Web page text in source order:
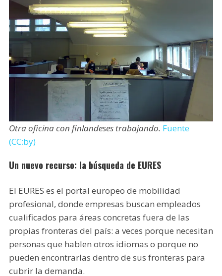
Otra oficina con finlandeses trabajando. Fuente
(CC:by)
Un nuevo recurso: la búsqueda de EURES
El EURES es el portal europeo de mobilidad
profesional, donde empresas buscan empleados
cualificados para áreas concretas fuera de las
propias fronteras del país: a veces porque necesitan
personas que hablen otros idiomas o porque no
pueden encontrarlas dentro de sus fronteras para
cubrir la demanda.